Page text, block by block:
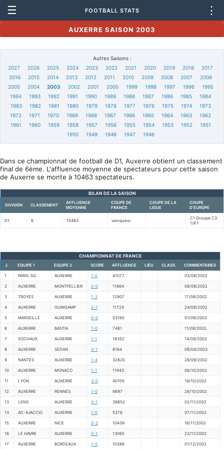
☰ FOOTBALL STATS ⋮
AUXERRE SAISON 2003
Autres Saisons :
2027
2026 2025 2024 2023 2022 2021 2020 2019 2018
2017
2016
2015 2014 2013 2012 2011 2010 2009 2008 2007
2006
2005
2004 2003 2002 2001 2000 1999 1998 1997 1996
1995
1994
1993 1992 1991 1990 1989 1988 1987 1986 1985
1984
1983
1982 1981 1980 1979 1978 1977 1976 1975 1974
1973
1972
1971 1970 1969 1968 1967 1966 1965 1964 1963
1962
1961
1960 1959 1958 1957 1956 1955 1954 1953 1952
1951
1950
1949 1948 1947 1946
Dans ce championnat de football de D1, Auxerre obtient un classement
final de 6ème. L'affluence moyenne de spectateurs pour cette saison
de Auxerre se monte à 10463 spectateurs.
BILAN DE LA SAISON
DIVISION CLASSEMENT
AFFLUENCE
MOYENNE
COUPE DE
FRANCE
COUPE DE LA
LIGUE
COUPE
D'EUROPE
D1 6 10463 vainqueur
C1 Groupe C3
1/8 f
CHAMPIONNAT DE FRANCE
J. EQUIPE 1 EQUIPE 2 SCORE AFFLUENCE LIEU CLASS. COMMENTAIRES
1 PARIS-SG AUXERRE 1-0 41077 03/08/2002
2 AUXERRE MONTPELLIER 2-0 11864 08/08/2002
3 TROYES AUXERRE 1-2 12907 17/08/2002
4 AUXERRE GUINGAMP 2-1 11724 24/08/2002
5 MARSEILLE AUXERRE 0-0 53160 01/09/2002
6 AUXERRE BASTIA 1-0 7461 11/09/2002
7 SOCHAUX AUXERRE 1-1 18352 14/09/2002
8 AUXERRE SEDAN 3-1 8164 08/04/2003
9 NANTES AUXERRE 1-4 32820 28/09/2002
10 AUXERRE MONACO 1-1 11943 06/10/2002
11 LYON AUXERRE 3-0 40105 19/10/2002
12 AUXERRE RENNES 1-0 9897 26/10/2002
13 LENS AUXERRE 3-1 39852 02/11/2002
13 AC-AJACCIO AUXERRE 1-0 5376 07/11/2002
15 AUXERRE NICE 0-2 10439 16/11/2002
16 LE HAVRE AUXERRE 0-1 13065 23/11/2002
17 AUXERRE BORDEAUX 1-0 10386 01/12/2002